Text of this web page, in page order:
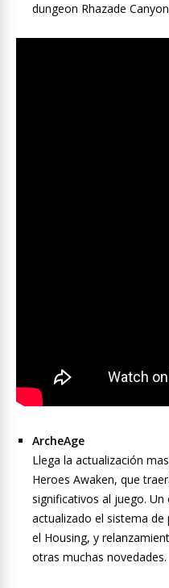
dungeon Rhazade
ArcheAge
Llega la actualización
Heroes Awaken, que
significativos al juego.
actualizado el sistema
el Housing, y
otras muchas novedades.